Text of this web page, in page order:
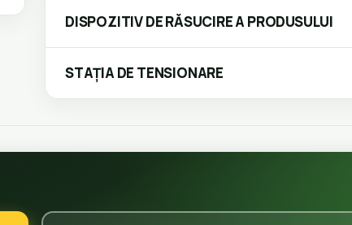
DISPOZITIV DE RĂSUCIRE A PRODUSULUI
STAȚIA DE TENSIONARE